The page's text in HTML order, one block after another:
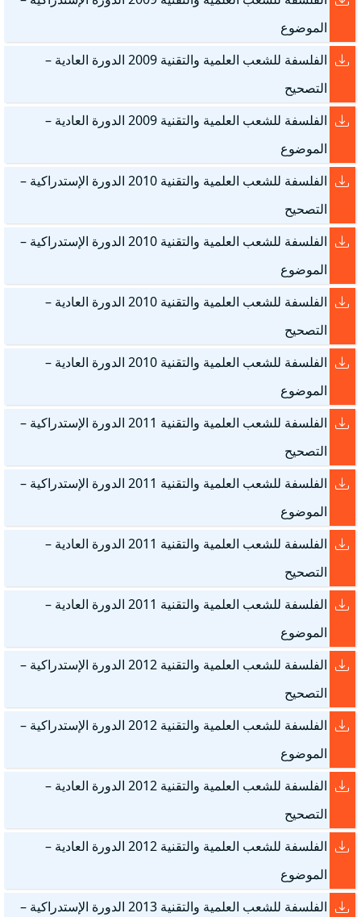
الموضوع
الفلسفة للشعب العلمية والتقنية 2009 الدورة العادية –
التصحيح
الفلسفة للشعب العلمية والتقنية 2009 الدورة العادية –
الموضوع
الفلسفة للشعب العلمية والتقنية 2010 الدورة الإستدراكية –
التصحيح
الفلسفة للشعب العلمية والتقنية 2010 الدورة الإستدراكية –
الموضوع
الفلسفة للشعب العلمية والتقنية 2010 الدورة العادية –
التصحيح
الفلسفة للشعب العلمية والتقنية 2010 الدورة العادية –
الموضوع
الفلسفة للشعب العلمية والتقنية 2011 الدورة الإستدراكية –
التصحيح
الفلسفة للشعب العلمية والتقنية 2011 الدورة الإستدراكية –
الموضوع
الفلسفة للشعب العلمية والتقنية 2011 الدورة العادية –
التصحيح
الفلسفة للشعب العلمية والتقنية 2011 الدورة العادية –
الموضوع
الفلسفة للشعب العلمية والتقنية 2012 الدورة الإستدراكية –
التصحيح
الفلسفة للشعب العلمية والتقنية 2012 الدورة الإستدراكية –
الموضوع
الفلسفة للشعب العلمية والتقنية 2012 الدورة العادية –
التصحيح
الفلسفة للشعب العلمية والتقنية 2012 الدورة العادية –
الموضوع
الفلسفة للشعب العلمية والتقنية 2013 الدورة الإستدراكية –